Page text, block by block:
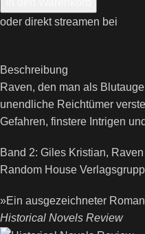
oder direkt streamen bei
Beschreibung
Raven, den man als
unendliche Reichtümer
Gefahren, finstere Intrigen
Band 2: Giles Kristian,
Random House
»Ein ausgezeichneter
Historical Novels Review